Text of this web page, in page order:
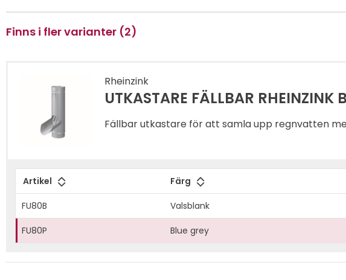
Finns i fler varianter (2)
Rheinzink
UTKASTARE FÄLLBAR RHEINZINK
Fällbar utkastare för att samla upp regnvatten
Artikel Färg
FU80B Valsblank
FU80P Blue grey